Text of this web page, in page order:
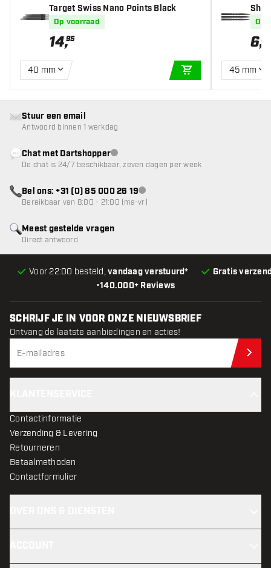
Target Swiss Nano Points Black
Op voorraad
14,95
40 mm
IN WINKELWAGEN
Shot
Op
6,95
45 mm
•140.000+ Reviews
Voor 22:00 besteld,vandaag verstuurd* Gratis
Meest gestelde vragen
Direct antwoord
Stuur een email
Antwoord binnen 1 werkdag
Chat met Dartshopperklantenservice niet beschikbaar
De chat is 24/7 beschikbaar, zeven dagen per week
Bel ons: +31 (0) 85 000 26 19klantenservice niet beschikbaar
Bereikbaar van 8:00 - 21:00 (ma-vr)
SCHRIJF JE IN VOOR ONZE NIEUWSBRIEF
Ontvang de laatste aanbiedingen en acties!
Contactinformatie
Verzending & Levering
Retourneren
Betaalmethoden
Contactformulier